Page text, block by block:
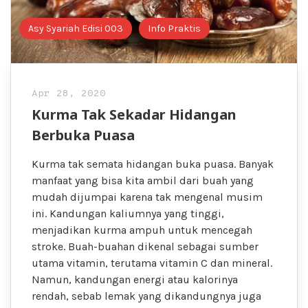
Asy Syariah Edisi 003 Info Praktis
Apr 28, 2020
Kurma Tak Sekadar Hidangan
Berbuka Puasa
Kurma tak semata hidangan buka puasa. Banyak
manfaat yang bisa kita ambil dari buah yang
mudah dijumpai karena tak mengenal musim
ini. Kandungan kaliumnya yang tinggi,
menjadikan kurma ampuh untuk mencegah
stroke. Buah-buahan dikenal sebagai sumber
utama vitamin, terutama vitamin C dan mineral.
Namun, kandungan energi atau kalorinya
rendah, sebab lemak yang dikandungnya juga